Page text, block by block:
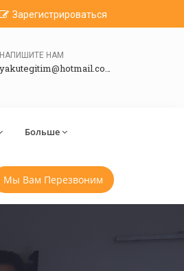
Зарегистрироваться
НАПИШИТЕ НАМ
yakutegitim@hotmail.com
Больше
Мы Вам Перезвоним